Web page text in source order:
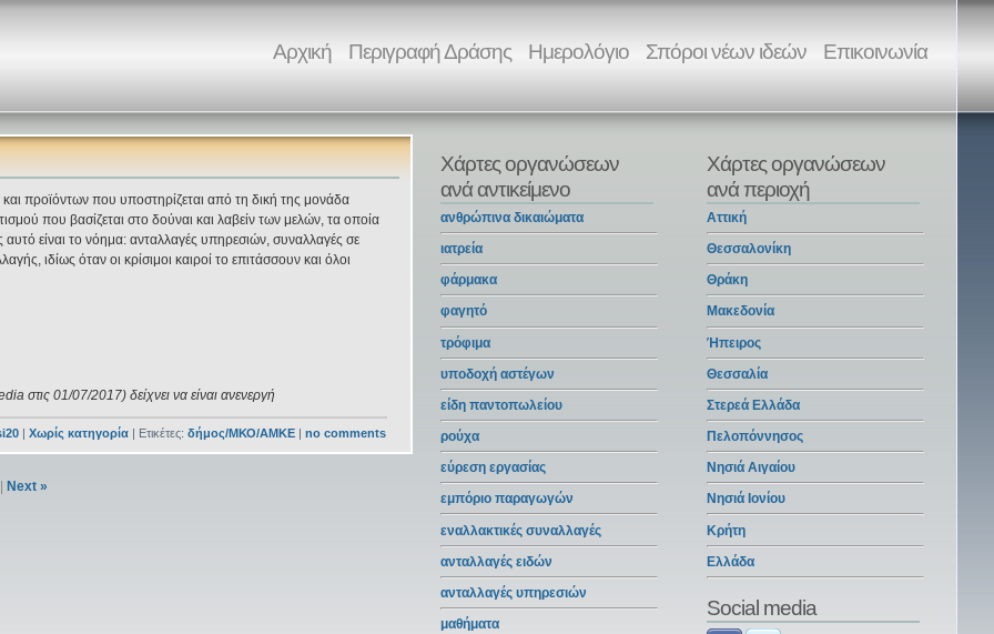
Αρχική Περιγραφή Δράσης Ημερολόγιο Σπόροι νέων ιδεών Επικοινωνία
προϊόντων που υποστηρίζεται από τη δική της μονάδα
που βασίζεται στο δούναι και λαβείν των μελών, τα οποία
είναι το νόημα: ανταλλαγές υπηρεσιών, συναλλαγές σε
ιδίως όταν οι κρίσιμοι καιροί το επιτάσσουν και όλοι
στις 01/07/2017) δείχνει να είναι ανενεργή
|Χωρίς κατηγορία | Ετικέτες:δήμος/ΜΚΟ/ΑΜΚΕ |no comments
| Next »
Χάρτες οργανώσεων
ανά αντικείμενο
ανθρώπινα δικαιώματα
ιατρεία
φάρμακα
φαγητό
τρόφιμα
υποδοχή αστέγων
είδη παντοπωλείου
ρούχα
εύρεση εργασίας
εμπόριο παραγωγών
εναλλακτικές συναλλαγές
ανταλλαγές ειδών
ανταλλαγές υπηρεσιών
μαθήματα
Χάρτες οργανώσεων
ανά περιοχή
Αττική
Θεσσαλονίκη
Θράκη
Μακεδονία
Ήπειρος
Θεσσαλία
Στερεά Ελλάδα
Πελοπόννησος
Νησιά Αιγαίου
Νησιά Ιονίου
Κρήτη
Ελλάδα
Social media